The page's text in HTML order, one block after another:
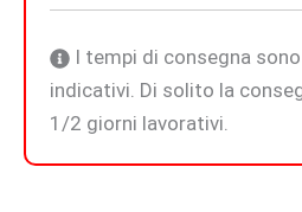
I tempi di consegna
indicativi. Di solito la
1/2 giorni lavorativi.